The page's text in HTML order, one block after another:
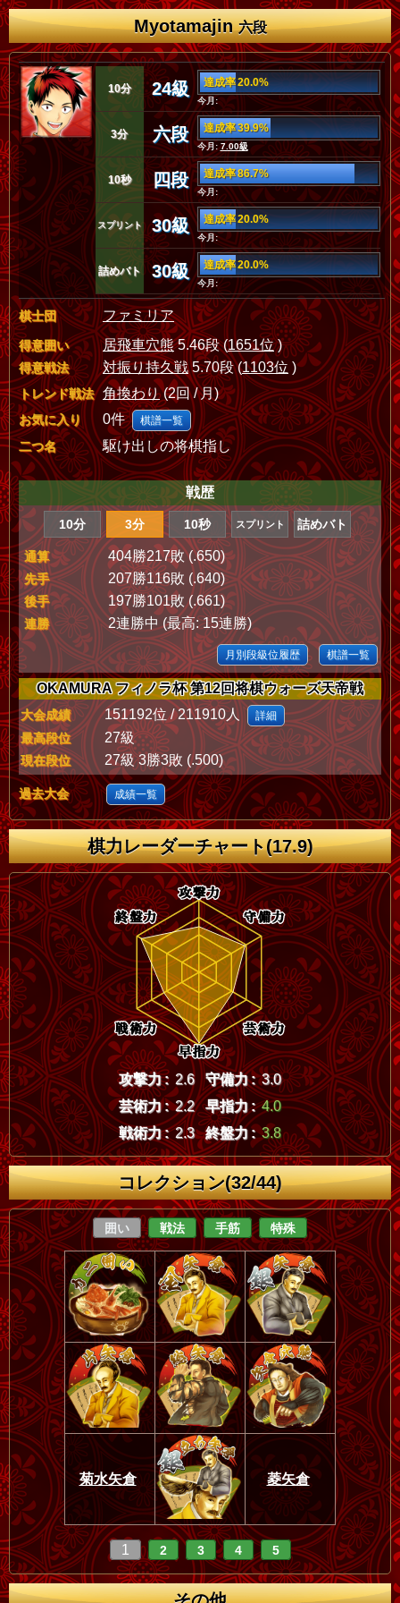
Myotamajin六段
10分 24級 達成率 20.0%
今月:
3分 六段 達成率 39.9%
今月:7.00級
10秒 四段 達成率 86.7%
今月:
スプリント 30級 達成率 20.0%
今月:
詰めバト 30級 達成率 20.0%
今月:
棋士団 ファミリア
得意囲い 居飛車穴熊5.46段 (1651位)
得意戦法 対振り持久戦5.70段 (1103位 )
トレンド戦法 角換わり(2回 / 月)
お気に入り 0件 棋譜一覧
二つ名 駆け出しの将棋指し
戦歴
10分 3分 10秒 スプリント 詰めバト
通算 404勝217敗 (.650)
先手 207勝116敗 (.640)
後手 197勝101敗 (.661)
連勝 2連勝中 (最高: 15連勝)
月別段級位履歴 棋譜一覧
OKAMURA フィノラ杯 第12回将棋ウォーズ天帝戦
大会成績 151192位 / 211910人 詳細
最高段位 27級
現在段位 27級 3勝3敗 (.500)
過去大会 成績一覧
棋力レーダーチャート(17.9)
攻撃力 : 2.6 守備力 : 3.0
芸術力 : 2.2 早指力 : 4.0
戦術力 : 2.3 終盤力 : 3.8
コレクション(32/44)
囲い 戦法 手筋 特殊
菊水矢倉 菱矢倉
1 2 3 4 5